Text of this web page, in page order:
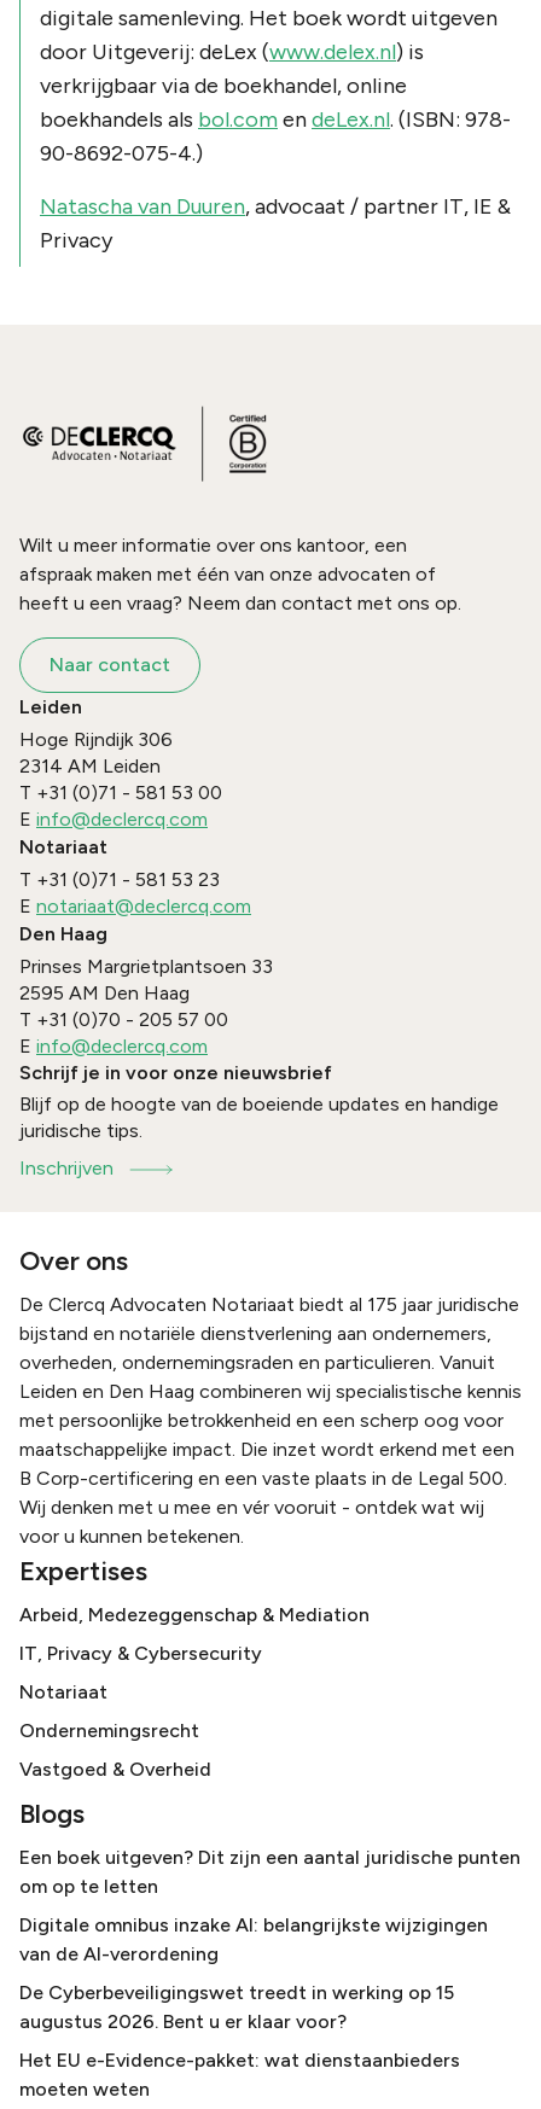
digitale samenleving. Het boek wordt uitgeven
door Uitgeverij: deLex (www.delex.nl) is
verkrijgbaar via de boekhandel, online
boekhandels als bol.comendeLex.nl. (ISBN: 978-
90-8692-075-4.)
Natascha van Duuren, advocaat / partner IT, IE &
Privacy
Wilt u meer informatie over ons kantoor, een
afspraak maken met één van onze advocaten of
heeft u een vraag? Neem dan contact met ons op.
Naar contact
Leiden
Hoge Rijndijk 306
2314 AM Leiden
T +31 (0)71 - 581 53 00
E info@declercq.com
Notariaat
T +31 (0)71 - 581 53 23
E notariaat@declercq.com
Den Haag
Prinses Margrietplantsoen 33
2595 AM Den Haag
T +31 (0)70 - 205 57 00
E info@declercq.com
Schrijf je in voor onze nieuwsbrief
Blijf op de hoogte van de boeiende updates en handige
juridische tips.
Inschrijven
Over ons
De Clercq Advocaten Notariaat biedt al 175 jaar juridische
bijstand en notariële dienstverlening aan ondernemers,
overheden, ondernemingsraden en particulieren. Vanuit
Leiden en Den Haag combineren wij specialistische kennis
met persoonlijke betrokkenheid en een scherp oog voor
maatschappelijke impact. Die inzet wordt erkend met een
B Corp-certificering en een vaste plaats in de Legal 500.
Wij denken met u mee en vér vooruit - ontdek wat wij
voor u kunnen betekenen.
Expertises
Arbeid, Medezeggenschap & Mediation
IT, Privacy & Cybersecurity
Notariaat
Ondernemingsrecht
Vastgoed & Overheid
Blogs
Een boek uitgeven? Dit zijn een aantal juridische punten
om op te letten
Digitale omnibus inzake AI: belangrijkste wijzigingen
van de AI-verordening
De Cyberbeveiligingswet treedt in werking op 15
augustus 2026. Bent u er klaar voor?
Het EU e-Evidence-pakket: wat dienstaanbieders
moeten weten